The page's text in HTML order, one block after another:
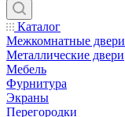
Каталог
Межкомнатные двери
Металлические двери
Мебель
Фурнитура
Экраны
Перегородки